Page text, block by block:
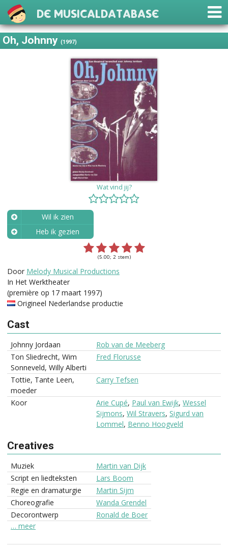
De Musicaldatabase
Oh, Johnny(1997)
Wat vind jij?
Wil ik zien
Heb ik gezien
(5.00; 2 stem)
Door Melody Musical Productions
In Het Werktheater
(première op 17 maart 1997)
Origineel Nederlandse productie
Cast
Johnny Jordaan
Rob van de Meeberg
Ton Sliedrecht, Wim
Sonneveld, Willy Alberti
Fred Florusse
Tottie, Tante Leen,
moeder
Carry Tefsen
Koor Arie Cupé, Paul van Ewijk, Wessel
Sijmons, Wil Stravers, Sigurd van
Lommel, Benno Hoogveld
Creatives
Muziek
Martin van Dijk
Script en liedteksten
Lars Boom
Regie en dramaturgie
Martin Sijm
Choreografie
Wanda Grendel
Decorontwerp
Ronald de Boer
… meer